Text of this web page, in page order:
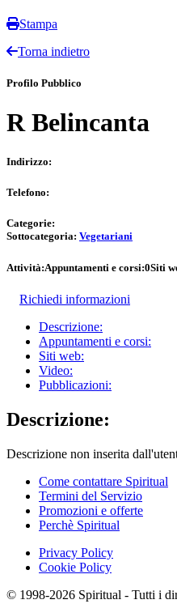
Stampa
Torna indietro
Profilo Pubblico
R Belincanta
Indirizzo:
Telefono:
Categorie:
Sottocategoria: Vegetariani
Attività:Appuntamenti e corsi:0Siti
Richiedi informazioni
Descrizione:
Appuntamenti e corsi:
Siti web:
Video:
Pubblicazioni:
Descrizione:
Descrizione non inserita
Come contattare Spiritual
Termini del Servizio
Promozioni e offerte
Perchè Spiritual
Privacy Policy
Cookie Policy
© 1998-2026 Spiritual - Tutti i